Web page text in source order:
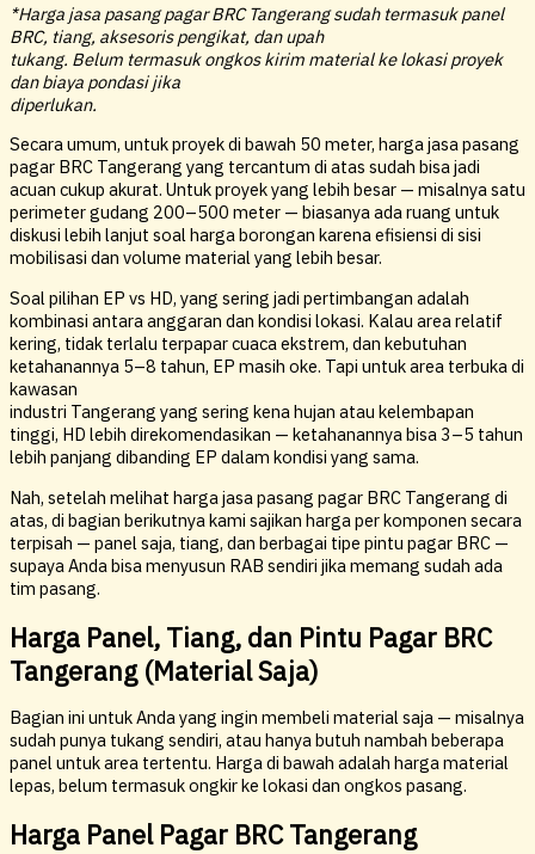
*Harga jasa pasang pagar BRC Tangerang sudah termasuk panel
BRC, tiang, aksesoris pengikat, dan upah
tukang. Belum termasuk ongkos kirim material ke lokasi proyek
dan biaya pondasi jika
diperlukan.
Secara umum, untuk proyek di bawah 50 meter, harga jasa pasang
pagar BRC Tangerang yang tercantum di atas sudah bisa jadi
acuan cukup akurat. Untuk proyek yang lebih besar — misalnya satu
perimeter gudang 200–500 meter — biasanya ada ruang untuk
diskusi lebih lanjut soal harga borongan karena efisiensi di sisi
mobilisasi dan volume material yang lebih besar.
Soal pilihan EP vs HD, yang sering jadi pertimbangan adalah
kombinasi antara anggaran dan kondisi lokasi. Kalau area relatif
kering, tidak terlalu terpapar cuaca ekstrem, dan kebutuhan
ketahanannya 5–8 tahun, EP masih oke. Tapi untuk area terbuka di
kawasan
industri Tangerang yang sering kena hujan atau kelembapan
tinggi, HD lebih direkomendasikan — ketahanannya bisa 3–5 tahun
lebih panjang dibanding EP dalam kondisi yang sama.
Nah, setelah melihat harga jasa pasang pagar BRC Tangerang di
atas, di bagian berikutnya kami sajikan harga per komponen secara
terpisah — panel saja, tiang, dan berbagai tipe pintu pagar BRC —
supaya Anda bisa menyusun RAB sendiri jika memang sudah ada
tim pasang.
Harga Panel, Tiang, dan Pintu Pagar BRC
Tangerang (Material Saja)
Bagian ini untuk Anda yang ingin membeli material saja — misalnya
sudah punya tukang sendiri, atau hanya butuh nambah beberapa
panel untuk area tertentu. Harga di bawah adalah harga material
lepas, belum termasuk ongkir ke lokasi dan ongkos pasang.
Harga Panel Pagar BRC Tangerang